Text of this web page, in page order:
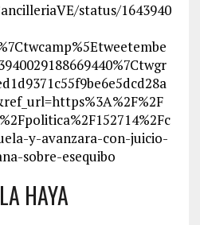
status/1643940
y-avanzara-con-juicio-
sobre-esequibo
HAYA